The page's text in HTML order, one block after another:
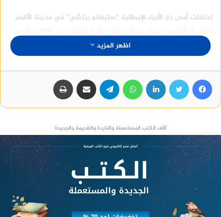
إحتفلت أمس دار الأزياء الإيطالية “ستيفانو ريتشي” في مدينة الأقصر
أغنى رجال الأعمال العالم لحضور عرض الأزياء بساحة أمنحتب الثالث
الكبرى بمعبد الأقصر
وشهد الحفل تنظيم رائع وبه ابهار بصري قوي ، تمثل
‏دعاية عالمية وتعتبر تنشيط قوي للسياحه الداخليه
في مصر وتسليط الضوء على مدينة الأقصر
اظهر المزيد
آلاف الكتب المستعملة والناردة والقديمة والجديدة